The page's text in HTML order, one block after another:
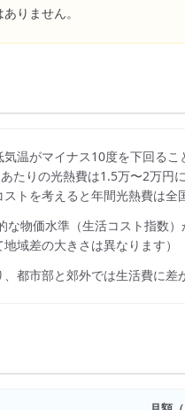
りません。
温がマイナス10度を下回る
たりの光熱費は1.5万〜2万円
トを考えると年間光熱費は全
な物価水準（生活コスト指数）
地域差の大きさは異なります）
都市部と郊外では生活費に差